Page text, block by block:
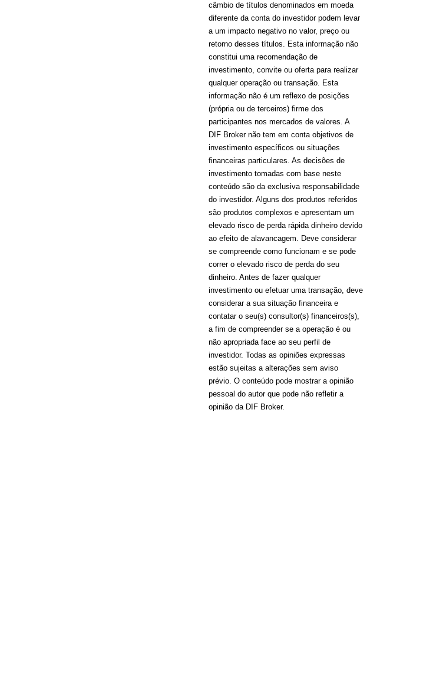
câmbio de títulos denominados em moeda
diferente da conta do investidor podem levar
a um impacto negativo no valor, preço ou
retorno desses títulos. Esta informação não
constitui uma recomendação de
investimento, convite ou oferta para realizar
qualquer operação ou transação. Esta
informação não é um reflexo de posições
(própria ou de terceiros) firme dos
participantes nos mercados de valores. A
DIF Broker não tem em conta objetivos de
investimento específicos ou situações
financeiras particulares. As decisões de
investimento tomadas com base neste
conteúdo são da exclusiva responsabilidade
do investidor. Alguns dos produtos referidos
são produtos complexos e apresentam um
elevado risco de perda rápida dinheiro devido
ao efeito de alavancagem. Deve considerar
se compreende como funcionam e se pode
correr o elevado risco de perda do seu
dinheiro. Antes de fazer qualquer
investimento ou efetuar uma transação, deve
considerar a sua situação financeira e
contatar o seu(s) consultor(s) financeiros(s),
a fim de compreender se a operação é ou
não apropriada face ao seu perfil de
investidor. Todas as opiniões expressas
estão sujeitas a alterações sem aviso
prévio. O conteúdo pode mostrar a opinião
pessoal do autor que pode não refletir a
opinião da DIF Broker.